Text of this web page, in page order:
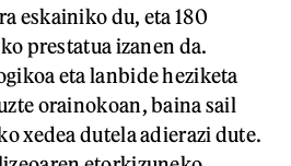
eskainiko du, eta 180
prestatua izanen da.
eta lanbide heziketa
orainokoan, baina sail
xedea dutela adierazi dute.